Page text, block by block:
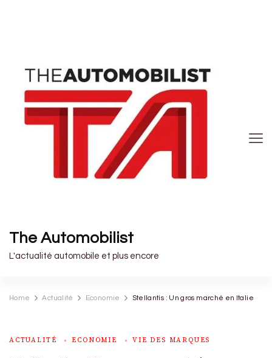
The Automobilist
L'actualité automobile et plus encore
Home Actualité Economie Stellantis : Un gros marché en Italie
ACTUALITÉ ECONOMIE VIE DES MARQUES